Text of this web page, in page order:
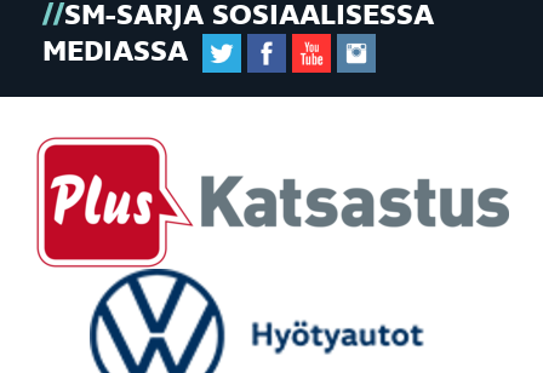
SM-SARJA SOSIAALISESSA
MEDIASSA